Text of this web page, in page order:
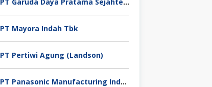
PT Mayora Indah Tbk
PT Pertiwi Agung (Landson)
PT Panasonic Manufacturing Indonesia